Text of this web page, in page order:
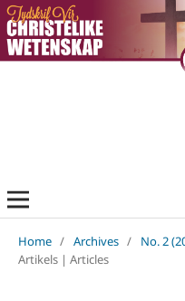
Home / Archives / No. 2
Artikels | Articles